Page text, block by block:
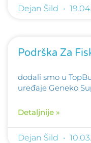
Dejan Šild
Podrška Za
dodali smo u
uređaje Geneko
Detaljnije »
Dejan Šild